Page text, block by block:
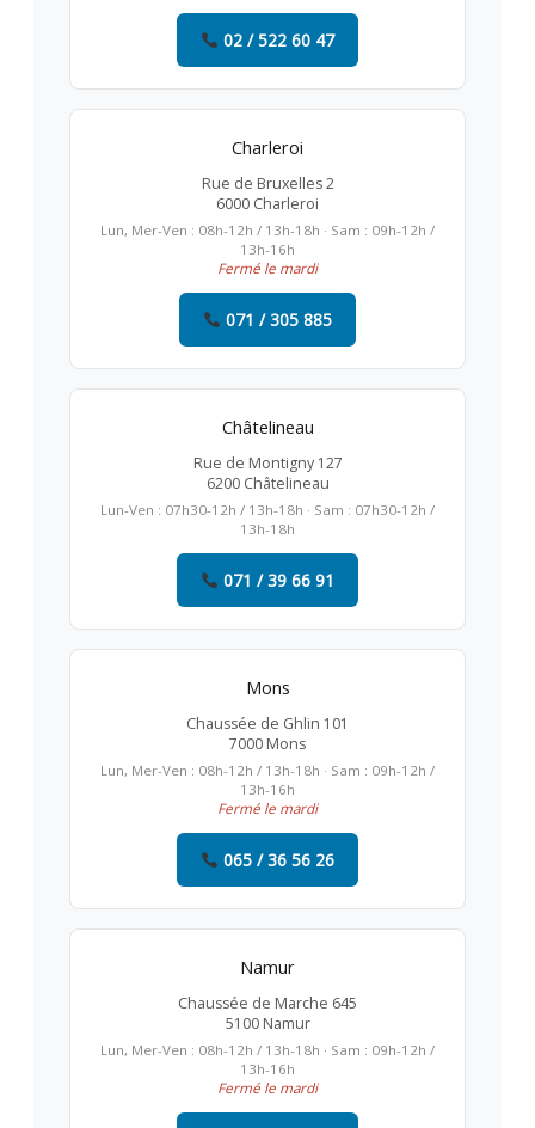
02 / 522 60 47
Charleroi
Rue de Bruxelles 2
6000 Charleroi
Lun, Mer-Ven : 08h-12h / 13h-18h · Sam : 09h-12h /
13h-16h
Fermé le mardi
071 / 305 885
Châtelineau
Rue de Montigny 127
6200 Châtelineau
Lun-Ven : 07h30-12h / 13h-18h · Sam : 07h30-12h /
13h-18h
071 / 39 66 91
Mons
Chaussée de Ghlin 101
7000 Mons
Lun, Mer-Ven : 08h-12h / 13h-18h · Sam : 09h-12h /
13h-16h
Fermé le mardi
065 / 36 56 26
Namur
Chaussée de Marche 645
5100 Namur
Lun, Mer-Ven : 08h-12h / 13h-18h · Sam : 09h-12h /
13h-16h
Fermé le mardi